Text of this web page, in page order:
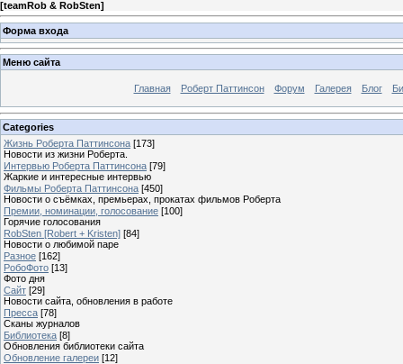
[teamRob & RobSten]
Форма входа
Меню сайта
Главная Роберт Паттинсон Форум Галерея Блог
Categories
Жизнь Роберта Паттинсона [173]
Новости из жизни Роберта.
Интервью Роберта Паттинсона [79]
Жаркие и интересные интервью
Фильмы Роберта Паттинсона [450]
Новости о съёмках, премьерах, прокатах фильмов Роберта
Премии, номинации, голосование [100]
Горячие голосования
RobSten [Robert + Kristen] [84]
Новости о любимой паре
Разное [162]
РобоФото [13]
Фото дня
Сайт [29]
Новости сайта, обновления в работе
Пресса [78]
Сканы журналов
Библиотека [8]
Обновления библиотеки сайта
Обновление галереи [12]